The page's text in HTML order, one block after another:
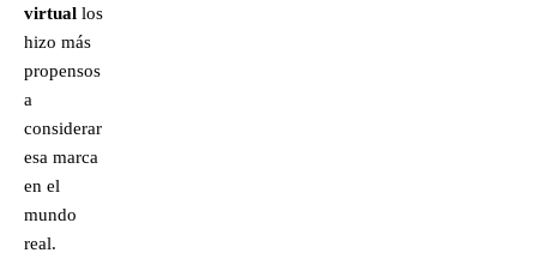
virtual los
hizo más
propensos
a
considerar
esa marca
en el
mundo
real.